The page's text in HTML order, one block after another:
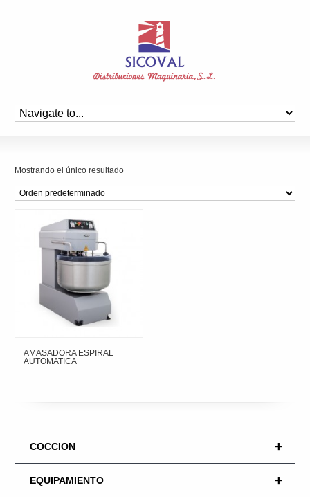
Mostrando el único resultado
AMASADORA ESPIRAL
AUTOMATICA
+
COCCION
+
EQUIPAMIENTO